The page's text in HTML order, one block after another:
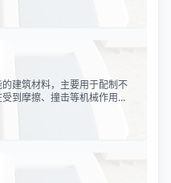
性。通过科学的硬度测试，
建筑材料，主要用于配制不
到摩擦、撞击等机械作用
该类材料安全性能的关键检